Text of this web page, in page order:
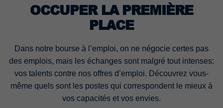
OCCUPER LA PREMIÈRE
PLACE
Dans notre bourse à l’emploi, on ne négocie certes pas
des emplois, mais les échanges sont malgré tout intenses:
vos talents contre nos offres d’emploi. Découvrez vous-
même quels sont les postes qui correspondent le mieux à
vos capacités et vos envies.